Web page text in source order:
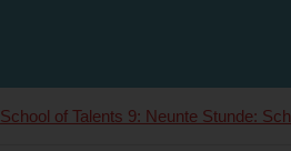
School of Talents 9: Neunte Stunde: